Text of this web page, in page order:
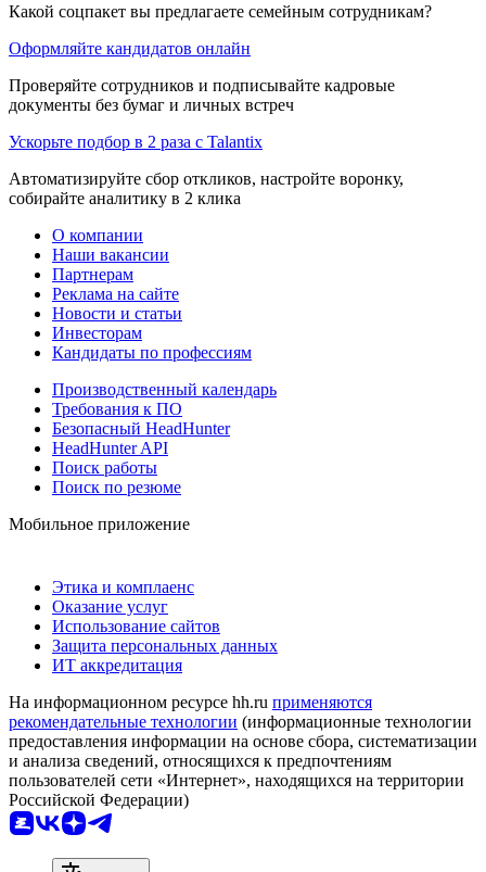
Какой соцпакет вы предлагаете семейным сотрудникам?
Оформляйте кандидатов онлайн
Проверяйте сотрудников и подписывайте кадровые
документы без бумаг и личных встреч
Ускорьте подбор в 2 раза с Talantix
Автоматизируйте сбор откликов, настройте воронку,
собирайте аналитику в 2 клика
О компании
Наши вакансии
Партнерам
Реклама на сайте
Новости и статьи
Инвесторам
Кандидаты по профессиям
Производственный календарь
Требования к ПО
Безопасный HeadHunter
HeadHunter API
Поиск работы
Поиск по резюме
Мобильное приложение
Этика и комплаенс
Оказание услуг
Использование сайтов
Защита персональных данных
ИТ аккредитация
На информационном ресурсе hh.ru применяются
рекомендательные технологии (информационные технологии
предоставления информации на основе сбора, систематизации
и анализа сведений, относящихся к предпочтениям
пользователей сети «Интернет», находящихся на территории
Российской Федерации)